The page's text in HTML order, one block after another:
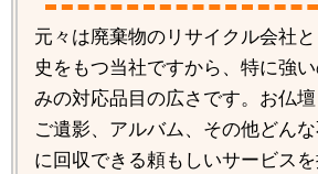
元々は廃棄物のリサイクル会社
史をもつ当社ですから、特に強
みの対応品目の広さです。お仏壇
ご遺影、アルバム、その他どん
に回収できる頼もしいサービス